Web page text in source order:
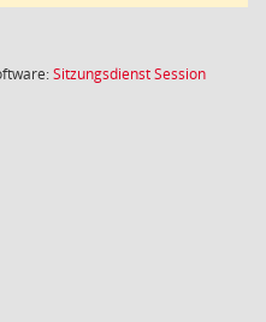
SitzungsdienstSession(Wird in